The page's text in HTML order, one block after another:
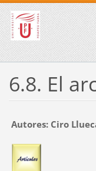
6.8. El
Autores: Ciro